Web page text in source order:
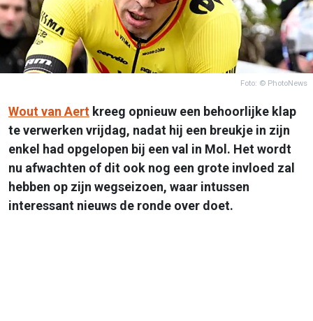
Foto: © PhotoNews
Wout van Aert kreeg opnieuw een behoorlijke klap
te verwerken vrijdag, nadat hij een breukje in zijn
enkel had opgelopen bij een val in Mol. Het wordt
nu afwachten of dit ook nog een grote invloed zal
hebben op zijn wegseizoen, waar intussen
interessant nieuws de ronde over doet.